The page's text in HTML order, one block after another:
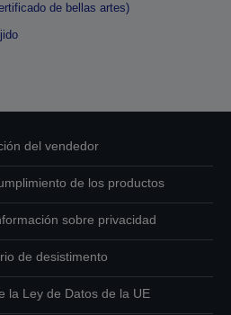
de bellas artes)
del vendedor
de los productos
sobre privacidad
de desistimento
la Ley de Datos de la UE